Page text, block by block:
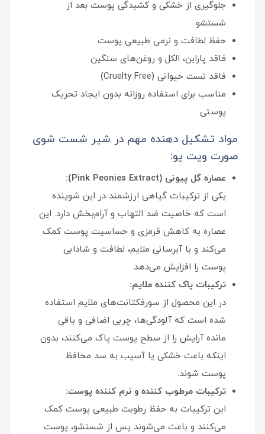
جلوگیری از خشکی و کشیدگی پوست بعد از
شستشو
حفظ لطافت و نرمی طبیعی پوست
فاقد پارابن، الکل و روغن‌های سنگین
فاقد تست حیوانی (Cruelty Free)
مناسب برای استفاده روزانه بدون ایجاد تحریک
پوستی
مواد تشکیل دهنده مهم در شیر شست شوی
صورت ویت یو:
عصاره گل پیونی (Pink Peonies Extract):
یکی از ترکیبات گیاهی ارزشمند در این شوینده
است که خاصیت ضد التهاب و آرام‌بخش دارد. این
عصاره به کاهش قرمزی و حساسیت پوست کمک
می‌کند و با آبرسانی ملایم، لطافت و شادابی
پوست را افزایش می‌دهد.
ترکیبات پاک کننده ملایم:
در این محصول از سورفکتانت‌های ملایم استفاده
شده است که آلودگی‌ها، چربی اضافی و باقی
مانده آرایش را از سطح پوست پاک می‌کنند، بدون
اینکه باعث خشکی یا آسیب به سد محافظ
پوست شوند.
ترکیبات مرطوب کننده و نرم کننده پوست:
این ترکیبات به حفظ رطوبت طبیعی پوست کمک
می‌کنند و باعث می‌شوند پس از شستشو، پوست